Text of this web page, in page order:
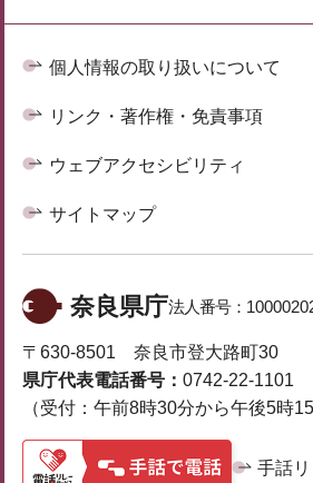
個人情報の取り扱いについて
リンク・著作権・免責事項
ウェブアクセシビリティ
サイトマップ
奈良県庁法人番号：
〒630-8501 奈良市登大路町30
県庁代表電話番号： 0742-22-1101
（受付：午前8時30分から午後5時15
手話